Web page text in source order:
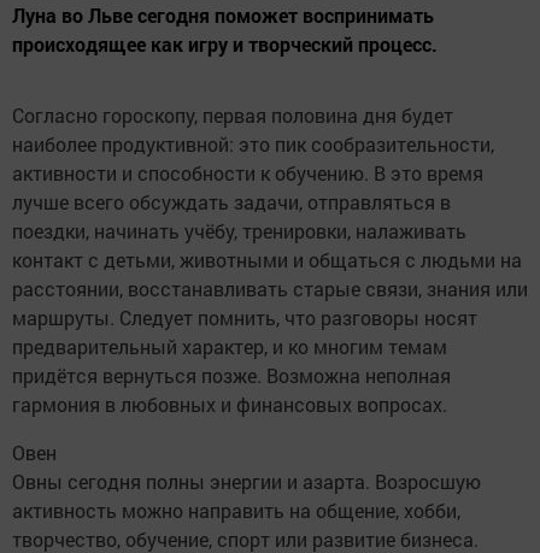
Луна во Льве сегодня поможет воспринимать
происходящее как игру и творческий процесс.
Согласно гороскопу, первая половина дня будет
наиболее продуктивной: это пик сообразительности,
активности и способности к обучению. В это время
лучше всего обсуждать задачи, отправляться в
поездки, начинать учёбу, тренировки, налаживать
контакт с детьми, животными и общаться с людьми на
расстоянии, восстанавливать старые связи, знания или
маршруты. Следует помнить, что разговоры носят
предварительный характер, и ко многим темам
придётся вернуться позже. Возможна неполная
гармония в любовных и финансовых вопросах.
Овен
Овны сегодня полны энергии и азарта. Возросшую
активность можно направить на общение, хобби,
творчество, обучение, спорт или развитие бизнеса.